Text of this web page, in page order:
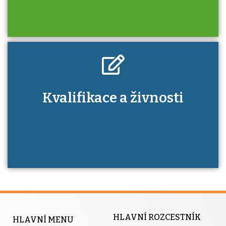
Kdo je to autorizovaná osoba a jaké výhody
má získání autorizace?
Kvalifikace a živnosti
HLAVNÍ MENU HLAVNÍ ROZCESTNÍK